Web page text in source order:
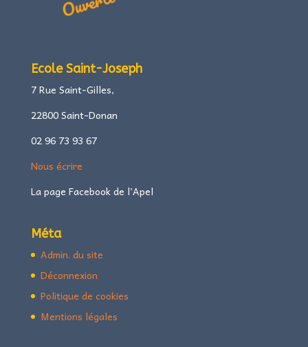
Ecole Saint-Joseph
7 Rue Saint-Gilles,
22800 Saint-Donan
02 96 73 93 67
Nous écrire
La page Facebook de l’Apel
Méta
Admin. du site
Déconnexion
Politique de cookies
Mentions légales